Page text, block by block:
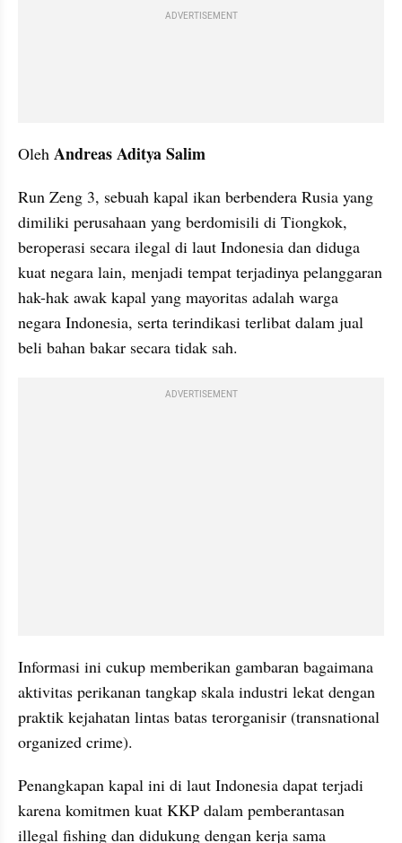
ADVERTISEMENT
Oleh Andreas Aditya Salim
Run Zeng 3, sebuah kapal ikan berbendera Rusia yang
dimiliki perusahaan yang berdomisili di Tiongkok,
beroperasi secara ilegal di laut Indonesia dan diduga
kuat negara lain, menjadi tempat terjadinya pelanggaran
hak-hak awak kapal yang mayoritas adalah warga
negara Indonesia, serta terindikasi terlibat dalam jual
beli bahan bakar secara tidak sah.
ADVERTISEMENT
Informasi ini cukup memberikan gambaran bagaimana
aktivitas perikanan tangkap skala industri lekat dengan
praktik kejahatan lintas batas terorganisir (transnational
organized crime).
Penangkapan kapal ini di laut Indonesia dapat terjadi
karena komitmen kuat KKP dalam pemberantasan
illegal fishing dan didukung dengan kerja sama